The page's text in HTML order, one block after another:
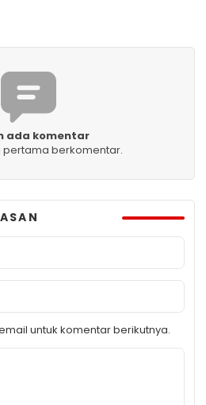
ada komentar
pertama berkomentar.
untuk komentar berikutnya.